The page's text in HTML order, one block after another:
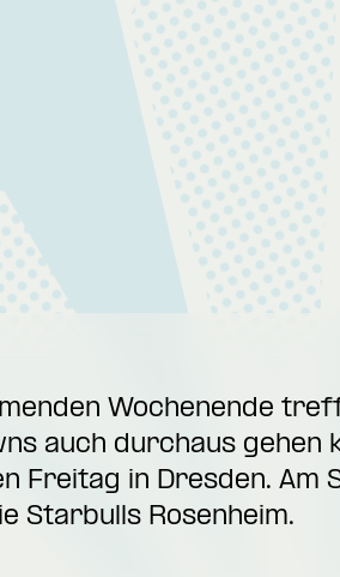
Wochenende
auch durchaus gehen
Freitag in Dresden. Am
Starbulls Rosenheim.